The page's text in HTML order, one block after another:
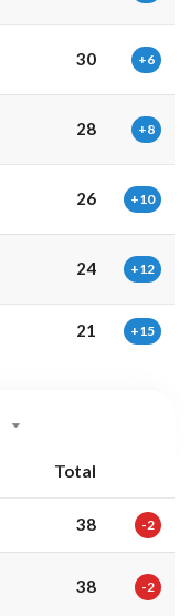
30 +6
28 +8
26 +10
24 +12
21 +15
Total
38 -2
38 -2